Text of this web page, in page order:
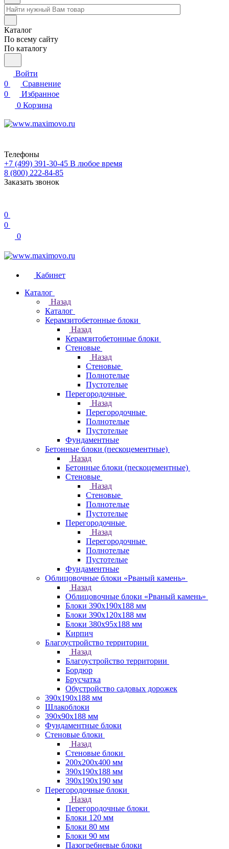
Каталог
По всему сайту
По каталогу
Войти
0
Сравнение
0
Избранное
0 Корзина
Телефоны
+7 (499) 391-30-45 В любое время
8 (800) 222-84-85
Заказать звонок
0
0
0
Кабинет
Каталог
Назад
Каталог
Керамзитобетонные блоки
Назад
Керамзитобетонные блоки
Стеновые
Назад
Стеновые
Полнотелые
Пустотелые
Перегородочные
Назад
Перегородочные
Полнотелые
Пустотелые
Фундаментные
Бетонные блоки (пескоцементные)
Назад
Бетонные блоки (пескоцементные)
Стеновые
Назад
Стеновые
Полнотелые
Пустотелые
Перегородочные
Назад
Перегородочные
Полнотелые
Пустотелые
Фундаментные
Облицовочные блоки «Рваный камень»
Назад
Облицовочные блоки «Рваный камень»
Блоки 390х190х188 мм
Блоки 390х120х188 мм
Блоки 380х95х188 мм
Кирпич
Благоустройство территории
Назад
Благоустройство территории
Бордюр
Брусчатка
Обустройство садовых дорожек
390х190х188 мм
Шлакоблоки
390х90х188 мм
Фундаментные блоки
Стеновые блоки
Назад
Стеновые блоки
200х200х400 мм
390х190х188 мм
390х190х190 мм
Перегородочные блоки
Назад
Перегородочные блоки
Блоки 120 мм
Блоки 80 мм
Блоки 90 мм
Пазогребневые блоки